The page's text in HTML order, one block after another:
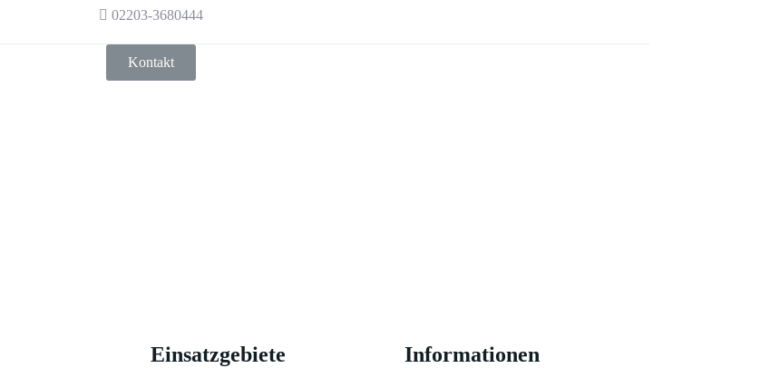
02203-3680444
Kontakt
Einsatzgebiete Informationen